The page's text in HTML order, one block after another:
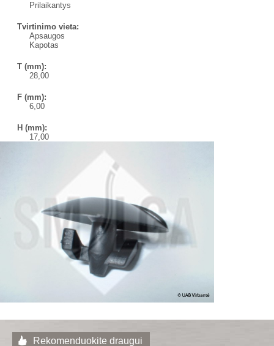
Prilaikantys
Tvirtinimo vieta:
Apsaugos
Kapotas
T (mm):
28,00
F (mm):
6,00
H (mm):
17,00
Rekomenduokite draugui